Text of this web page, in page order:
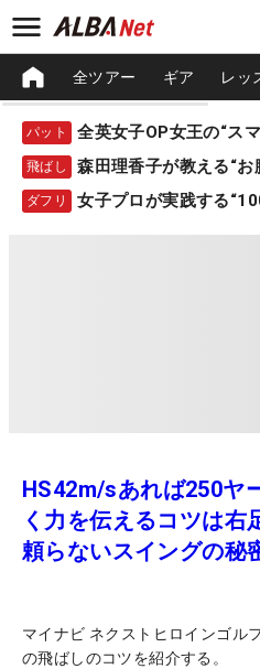
全ツアー ギア レッ
パット 全英女子OP女王の“ス
飛ばし 森田理香子が教える“お
ダフリ 女子プロが実践する
HS42m/sあれば250
く力を伝えるコツは右
頼らないスイングの秘
マイナビ ネクストヒロインゴル
の飛ばしのコツを紹介する。